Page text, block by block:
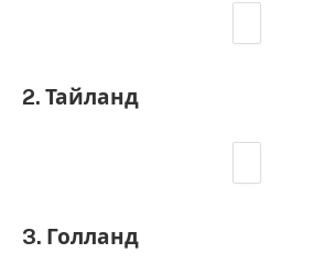
2. Тайланд
3. Голланд